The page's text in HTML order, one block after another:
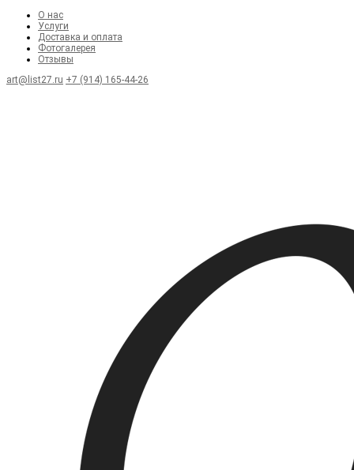
О нас
Услуги
Доставка и оплата
Фотогалерея
Отзывы
art@list27.ru +7 (914) 165-44-26